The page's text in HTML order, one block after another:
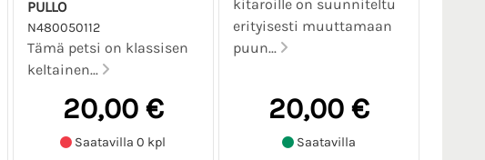
PULLO
N480050112
Tämä petsi on klassisen
keltainen...
20,00 €
Saatavilla 0 kpl
kitaroille on suunniteltu
erityisesti muuttamaan
puun...
20,00 €
Saatavilla